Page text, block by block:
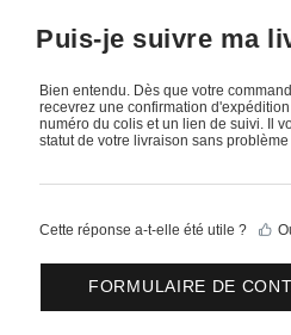
Puis-je suivre ma
Bien entendu. Dès que votre
recevrez une confirmation
numéro du colis et un lien de suivi. Il
statut de votre livraison sans problème
Cette réponse a-t-elle été utile ?
FORMULAIRE DE